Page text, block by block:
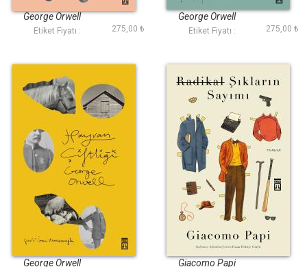
George Orwell
Etiket Fiyatı : 275,00 ₺
George Orwell
Etiket Fiyatı : 275,00 ₺
Hayvan Çiftliği
George Orwell
Radikal Şıkların
Sayımı
Giacomo Papi